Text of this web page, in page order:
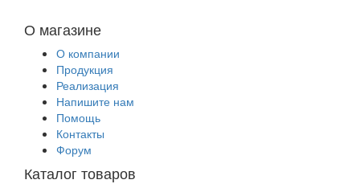
О магазине
О компании
Продукция
Реализация
Напишите нам
Помощь
Контакты
Форум
Каталог товаров